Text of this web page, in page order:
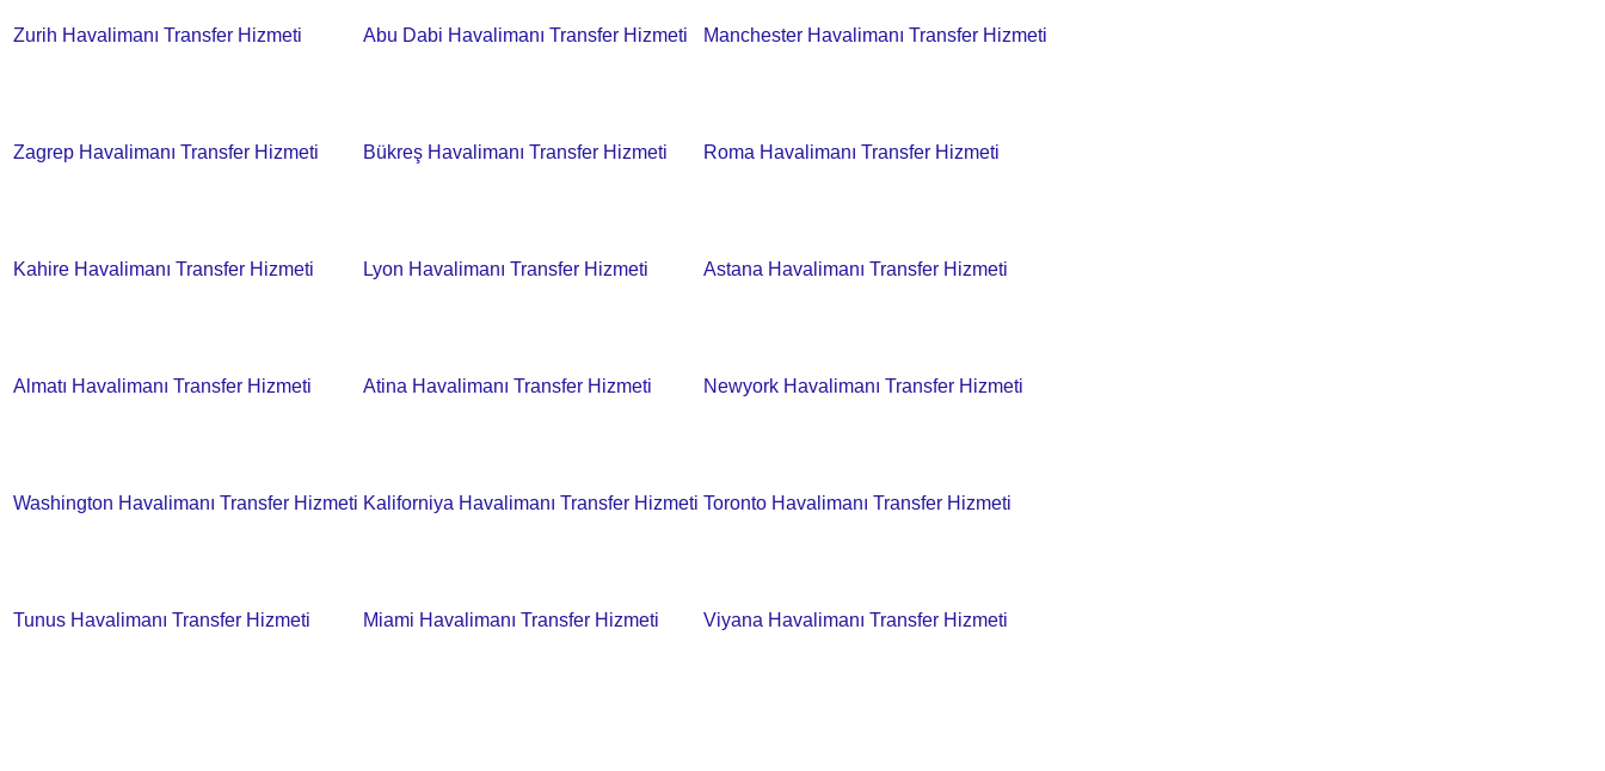
Zurih Havalimanı Transfer Hizmeti Abu Dabi Havalimanı Transfer Hizmeti Manchester Havalimanı Transfer Hizmeti
Zagrep Havalimanı Transfer Hizmeti Bükreş Havalimanı Transfer Hizmeti Roma Havalimanı Transfer Hizmeti
Kahire Havalimanı Transfer Hizmeti Lyon Havalimanı Transfer Hizmeti Astana Havalimanı Transfer Hizmeti
Almatı Havalimanı Transfer Hizmeti Atina Havalimanı Transfer Hizmeti Newyork Havalimanı Transfer Hizmeti
Washington Havalimanı Transfer Hizmeti Kaliforniya Havalimanı Transfer Hizmeti Toronto Havalimanı Transfer Hizmeti
Tunus Havalimanı Transfer Hizmeti Miami Havalimanı Transfer Hizmeti Viyana Havalimanı Transfer Hizmeti